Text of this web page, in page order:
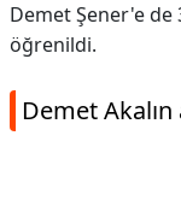
Demet Şener'e de
öğrenildi.
Demet